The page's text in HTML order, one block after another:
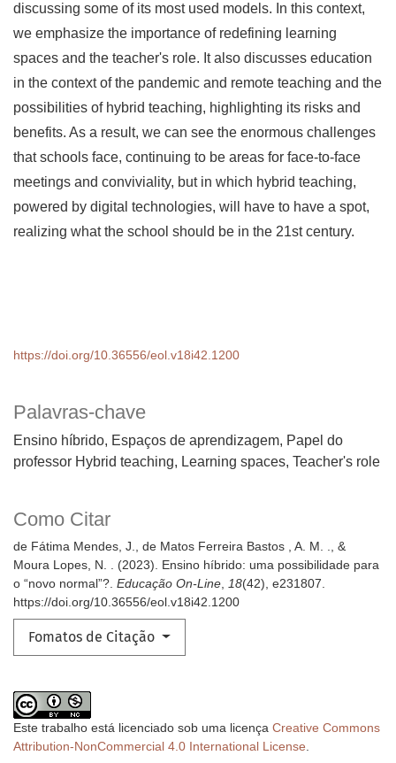
Palavras-chave
Ensino híbrido, Espaços de aprendizagem, Papel do
professor Hybrid teaching, Learning spaces, Teacher's role
Como Citar
de Fátima Mendes, J., de Matos Ferreira Bastos , A. M. ., &
Moura Lopes, N. . (2023). Ensino híbrido: uma possibilidade para
o “novo normal”?. Educação On-Line, 18(42), e231807.
https://doi.org/10.36556/eol.v18i42.1200
Fomatos de Citação
discussing some of its most used models. In this context,
we emphasize the importance of redefining learning
spaces and the teacher's role. It also discusses education
in the context of the pandemic and remote teaching and the
possibilities of hybrid teaching, highlighting its risks and
benefits. As a result, we can see the enormous challenges
that schools face, continuing to be areas for face-to-face
meetings and conviviality, but in which hybrid teaching,
powered by digital technologies, will have to have a spot,
realizing what the school should be in the 21st century.
https://doi.org/10.36556/eol.v18i42.1200
Este trabalho está licenciado sob uma licença Creative Commons
Attribution-NonCommercial 4.0 International License.